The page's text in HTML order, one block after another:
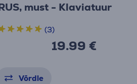
must - Klaviatuur
19.99 €
(3)
Võrdle